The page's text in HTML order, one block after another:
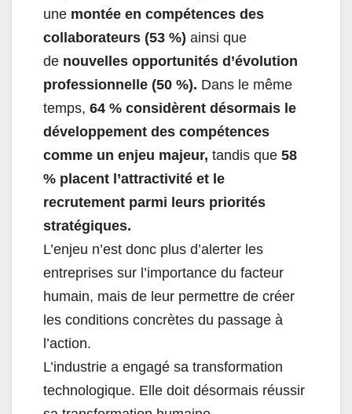
une montée en compétences des
collaborateurs (53 %) ainsi que
de nouvelles opportunités d’évolution
professionnelle (50 %). Dans le même
temps, 64 % considèrent désormais le
développement des compétences
comme un enjeu majeur, tandis que 58
% placent l’attractivité et le
recrutement parmi leurs priorités
stratégiques.
L’enjeu n’est donc plus d’alerter les
entreprises sur l’importance du facteur
humain, mais de leur permettre de créer
les conditions concrètes du passage à
l’action.
L’industrie a engagé sa transformation
technologique. Elle doit désormais réussir